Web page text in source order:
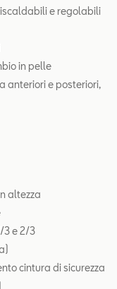
e regolabili
in pelle
anteriori e posteriori,
altezza
3 e 2/3
cintura di sicurezza